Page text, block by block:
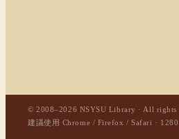
© 2008–2026 NSYSU Library · All rights
建議使用 Chrome / Firefox / Safari ·